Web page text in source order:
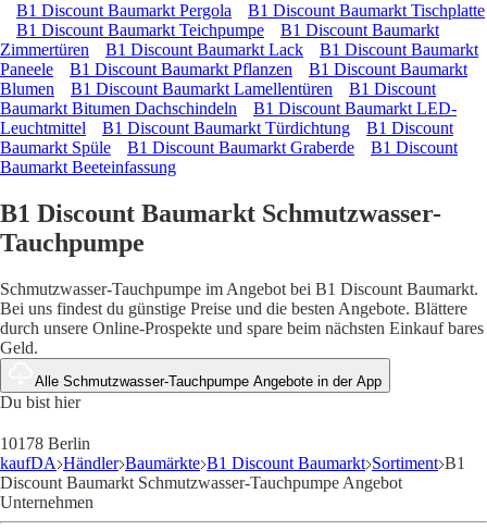
B1 Discount Baumarkt Pergola
B1 Discount Baumarkt Tischplatte
B1 Discount Baumarkt Teichpumpe
B1 Discount Baumarkt
Zimmertüren
B1 Discount Baumarkt Lack
B1 Discount Baumarkt
Paneele
B1 Discount Baumarkt Pflanzen
B1 Discount Baumarkt
Blumen
B1 Discount Baumarkt Lamellentüren
B1 Discount
Baumarkt Bitumen Dachschindeln
B1 Discount Baumarkt LED-
Leuchtmittel
B1 Discount Baumarkt Türdichtung
B1 Discount
Baumarkt Spüle
B1 Discount Baumarkt Graberde
B1 Discount
Baumarkt Beeteinfassung
B1 Discount Baumarkt Schmutzwasser-
Tauchpumpe
Schmutzwasser-Tauchpumpe im Angebot bei B1 Discount Baumarkt.
Bei uns findest du günstige Preise und die besten Angebote. Blättere
durch unsere Online-Prospekte und spare beim nächsten Einkauf bares
Geld.
Alle Schmutzwasser-Tauchpumpe Angebote in der App
Du bist hier
10178 Berlin
kaufDA Händler Baumärkte B1 Discount Baumarkt Sortiment B1
Discount Baumarkt Schmutzwasser-Tauchpumpe Angebot
Unternehmen